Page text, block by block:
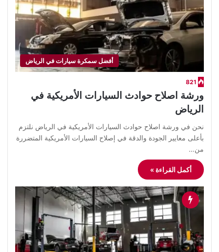
أفضل سمكرة سيارات في الرياض
821
ورشة اصلاح حوادث السيارات الأمريكية في
الرياض
نحن في ورشة اصلاح حوادث السيارات الأمريكية في الرياض نلتزم
بأعلى معايير الجودة والدقة في إصلاح السيارات الأمريكية المتضررة
من…
أكمل القراءة »